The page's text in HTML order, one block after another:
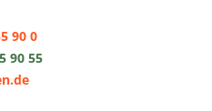
90 0
90 55